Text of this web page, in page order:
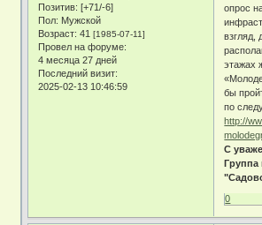
Позитив: [+71/-6]
Пол: Мужской
Возраст: 41[1985-07-11]
Провел на форуме:
4 месяца 27 дней
Последний визит:
2025-02-13 10:46:59
опрос
взгляд,
этажах
бы
по
http://
С
Группа
0